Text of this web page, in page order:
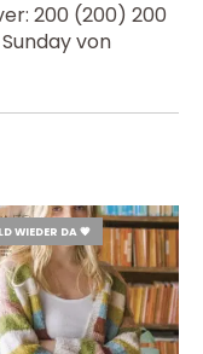
200 (200) 200
von
WIEDER DA 💗